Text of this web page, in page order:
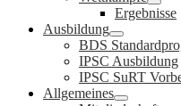
Ergebnisse
Ausbildung
BDS
IPSC Ausbildung
IPSC SuRT
Allgemeines